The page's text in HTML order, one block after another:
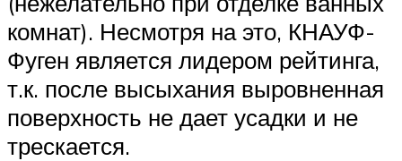
комнат). Несмотря на это, КНАУФ-
Фуген является лидером рейтинга,
т.к. после высыхания выровненная
поверхность не дает усадки и не
трескается.